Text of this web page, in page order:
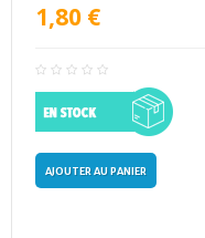
1,80 €
AJOUTER AU PANIER